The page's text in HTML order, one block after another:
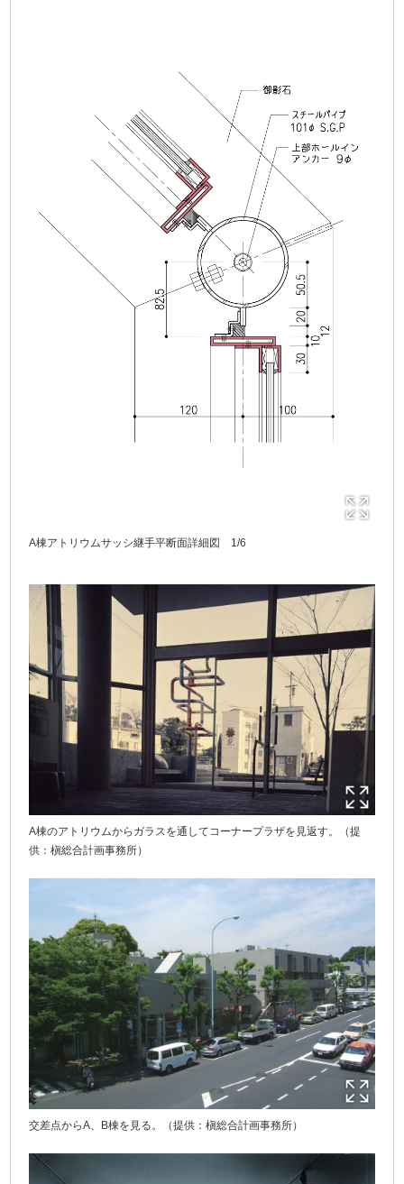
A棟アトリウムサッシ継手平断面詳細図 1/6
A棟のアトリウムからガラスを通してコーナープラザを見返す。（提
供：槇総合計画事務所）
交差点からA、B棟を見る。（提供：槇総合計画事務所）